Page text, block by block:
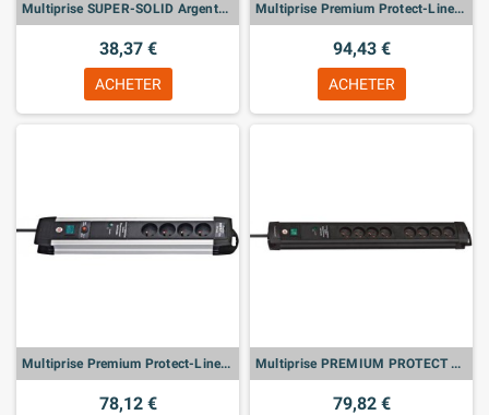
Multiprise SUPER-SOLID Argenté, 8 prises, avec parafoudre
38,37 €
ACHETER
Multiprise Premium Protect-Line Alu, 8 prises, avec interrupteur, disjoncteur
94,43 €
ACHETER
Multiprise Premium Protect-Line Alu, 4 prises, avec interrupteur, disjoncteur
78,12 €
Multiprise PREMIUM PROTECT Noire, 8 prises, avec parafoudre
79,82 €